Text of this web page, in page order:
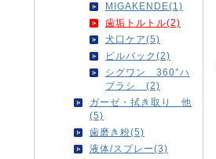
MIGAKENDE(1)
歯垢トルトル(2)
犬口ケア(5)
ビルバック(2)
シグワン 360°ハ
ブラシ (2)
ガーゼ・拭き取り 他
(5)
歯磨き粉(5)
液体/スプレー(3)